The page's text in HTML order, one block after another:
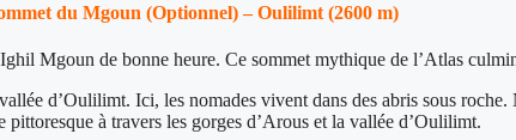
du Mgoun (Optionnel) – Oulilimt (2600 m)
Mgoun de bonne heure. Ce sommet mythique de l’Atlas
d’Oulilimt. Ici, les nomades vivent dans des abris sous
à travers les gorges d’Arous et la vallée d’Oulilimt.